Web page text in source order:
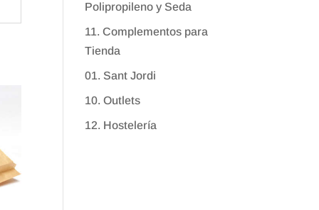
Polipropileno y Seda
11. Complementos para
Tienda
01. Sant Jordi
10. Outlets
12. Hostelería